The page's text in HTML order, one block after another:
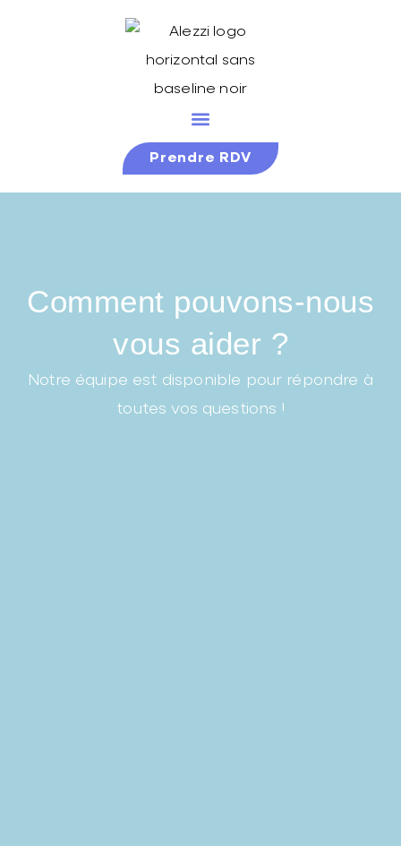
Prendre RDV
Comment pouvons-nous
vous aider ?
Notre équipe est disponible pour répondre à
toutes vos questions !